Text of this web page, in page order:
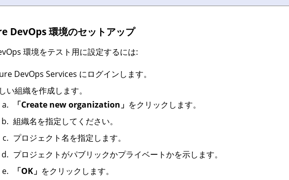
DevOps 環境のセットアップ
環境をテスト用に設定するには:
DevOps Services にログインします。
い組織を作成します。
「Create new organization」 をクリックします。
組織名を指定してください。
プロジェクト名を指定します。
プロジェクトがパブリックかプライベートかを示します。
「OK」 をクリックします。